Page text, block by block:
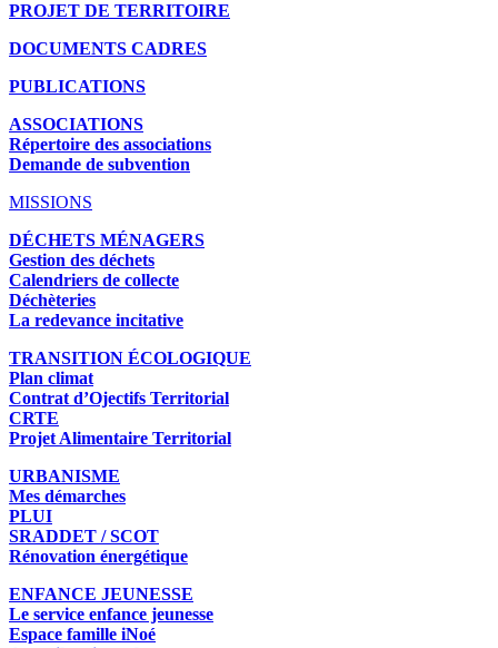
PROJET DE TERRITOIRE
DOCUMENTS CADRES
PUBLICATIONS
ASSOCIATIONS
Répertoire des associations
Demande de subvention
MISSIONS
DÉCHETS MÉNAGERS
Gestion des déchets
Calendriers de collecte
Déchèteries
La redevance incitative
TRANSITION ÉCOLOGIQUE
Plan climat
Contrat d’Ojectifs Territorial
CRTE
Projet Alimentaire Territorial
URBANISME
Mes démarches
PLUI
SRADDET / SCOT
Rénovation énergétique
ENFANCE JEUNESSE
Le service enfance jeunesse
Espace famille iNoé